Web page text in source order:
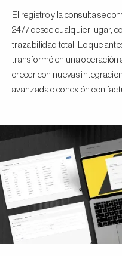
El registro y la consulta se
24/7 desde cualquier lugar,
trazabilidad total. Lo que
transformó en una operación
crecer con nuevas
avanzada o conexión con